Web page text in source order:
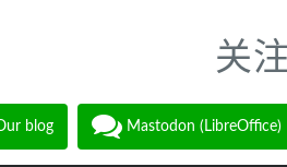
关
blog Mastodon (LibreOffice)